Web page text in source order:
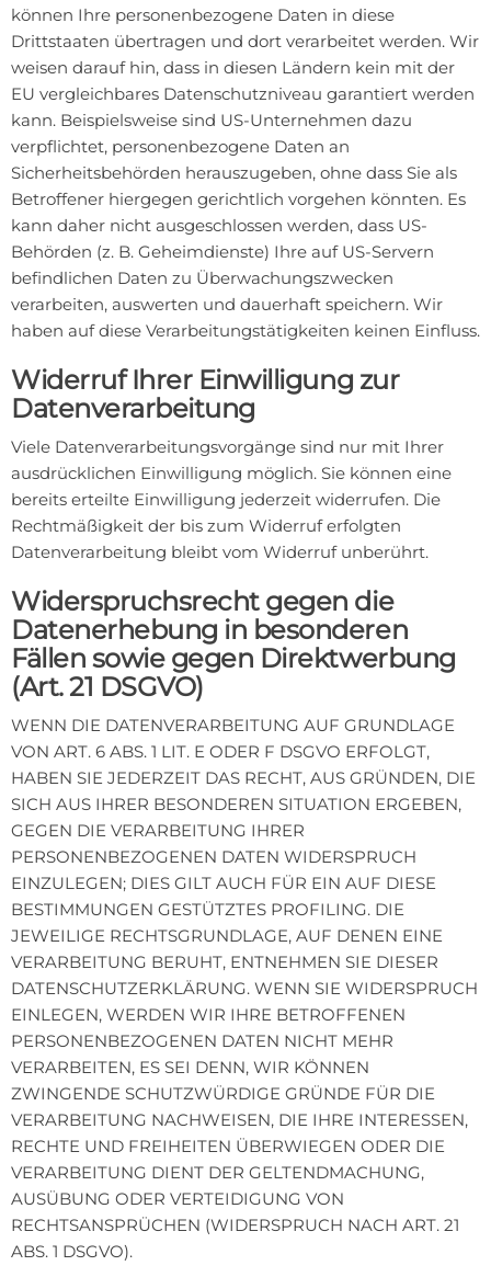
können Ihre personenbezogene Daten in diese
Drittstaaten übertragen und dort verarbeitet werden. Wir
weisen darauf hin, dass in diesen Ländern kein mit der
EU vergleichbares Datenschutzniveau garantiert werden
kann. Beispielsweise sind US-Unternehmen dazu
verpflichtet, personenbezogene Daten an
Sicherheitsbehörden herauszugeben, ohne dass Sie als
Betroffener hiergegen gerichtlich vorgehen könnten. Es
kann daher nicht ausgeschlossen werden, dass US-
Behörden (z. B. Geheimdienste) Ihre auf US-Servern
befindlichen Daten zu Überwachungszwecken
verarbeiten, auswerten und dauerhaft speichern. Wir
haben auf diese Verarbeitungstätigkeiten keinen Einfluss.
Widerruf Ihrer Einwilligung zur
Datenverarbeitung
Viele Datenverarbeitungsvorgänge sind nur mit Ihrer
ausdrücklichen Einwilligung möglich. Sie können eine
bereits erteilte Einwilligung jederzeit widerrufen. Die
Rechtmäßigkeit der bis zum Widerruf erfolgten
Datenverarbeitung bleibt vom Widerruf unberührt.
Widerspruchsrecht gegen die
Datenerhebung in besonderen
Fällen sowie gegen Direktwerbung
(Art. 21 DSGVO)
WENN DIE DATENVERARBEITUNG AUF GRUNDLAGE
VON ART. 6 ABS. 1 LIT. E ODER F DSGVO ERFOLGT,
HABEN SIE JEDERZEIT DAS RECHT, AUS GRÜNDEN, DIE
SICH AUS IHRER BESONDEREN SITUATION ERGEBEN,
GEGEN DIE VERARBEITUNG IHRER
PERSONENBEZOGENEN DATEN WIDERSPRUCH
EINZULEGEN; DIES GILT AUCH FÜR EIN AUF DIESE
BESTIMMUNGEN GESTÜTZTES PROFILING. DIE
JEWEILIGE RECHTSGRUNDLAGE, AUF DENEN EINE
VERARBEITUNG BERUHT, ENTNEHMEN SIE DIESER
DATENSCHUTZERKLÄRUNG. WENN SIE WIDERSPRUCH
EINLEGEN, WERDEN WIR IHRE BETROFFENEN
PERSONENBEZOGENEN DATEN NICHT MEHR
VERARBEITEN, ES SEI DENN, WIR KÖNNEN
ZWINGENDE SCHUTZWÜRDIGE GRÜNDE FÜR DIE
VERARBEITUNG NACHWEISEN, DIE IHRE INTERESSEN,
RECHTE UND FREIHEITEN ÜBERWIEGEN ODER DIE
VERARBEITUNG DIENT DER GELTENDMACHUNG,
AUSÜBUNG ODER VERTEIDIGUNG VON
RECHTSANSPRÜCHEN (WIDERSPRUCH NACH ART. 21
ABS. 1 DSGVO).